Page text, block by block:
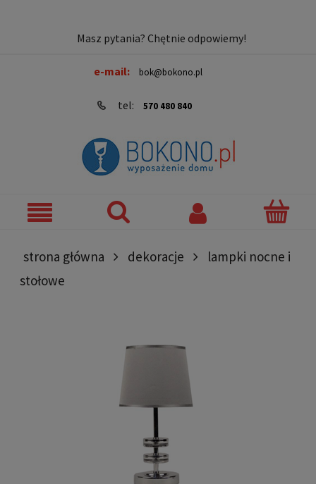
Masz pytania? Chętnie odpowiemy!
e-mail: bok@bokono.pl
tel: 570 480 840
strona główna dekoracje
lampki nocne i
stołowe